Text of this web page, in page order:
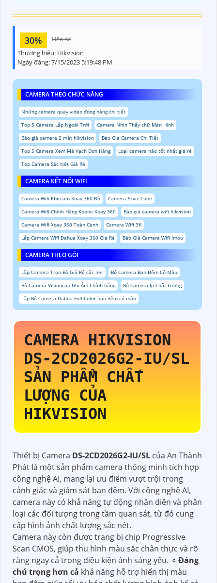
30% Liên hệ
Thương hiệu: Hikvision
Ngày đăng:7/15/2023 5:19:48 PM
CAMERA THEO CHỨC NĂNG
Những camera quay video đóng hàng chi tiết
Top 5 Camera Lắp Ngoài Trời
Camera Nhìn Thấy chữ Màn Hình
Báo giá camera 2 mắt hikvision
Báo Giá Camera Chi Tiết
Top 5 Camera Xem Mã Vạch Đơn Hàng
Loại camera nào tốt nhất giá rẻ
Top Camera Sắc Nét Giá Rẻ
CAMERA KẾT NỐI WIFI
Camera Wifi Ebitcam Xoay 360 Độ
Camera Ezviz Cube
Camera Wifi Chính Hãng Kbone Xoay 360
Báo giá camera wifi hikvision
Camera Wifi Xoay 360 Toàn Cảnh
Camera Wifi 3K
Lắp Camera Wifi Dahua Xoay 360 Giá Rẻ
Báo Giá Camera Wifi Imou
CAMERA THEO GÓI
Lắp Camera Trọn Bộ Giá Rẻ sắc nét
Bộ Camera Ban Đêm Có Màu
Bộ Camera Visioncop Ghi Âm Chính hãng
Bộ Camera Ip Chất Lượng
Lắp Bộ Camera Dahua Full Color ban đêm có màu
CAMERA HIKVISION
DS-2CD2026G2-IU/SL
SẢN PHẨM CHẤT
LƯỢNG CỦA
HIKVISION
Thiết bị Camera DS-2CD2026G2-IU/SL của An Thành
Phát là một sản phẩm camera thông minh tích hợp
công nghệ AI, mang lại ưu điểm vượt trội trong
cảnh giác và giám sát ban đêm. Với công nghệ AI,
camera này có khả năng tự động nhận diện và phân
loại các đối tượng trong tầm quan sát, từ đó cung
cấp hình ảnh chất lượng sắc nét.
Camera này còn được trang bị chip Progressive
Scan CMOS, giúp thu hình màu sắc chân thực và rõ
ràng ngay cả trong điều kiện ánh sáng yếu. 🔅Đáng
chú trọng hơn cả khả năng hỗ trợ hiển thị màu